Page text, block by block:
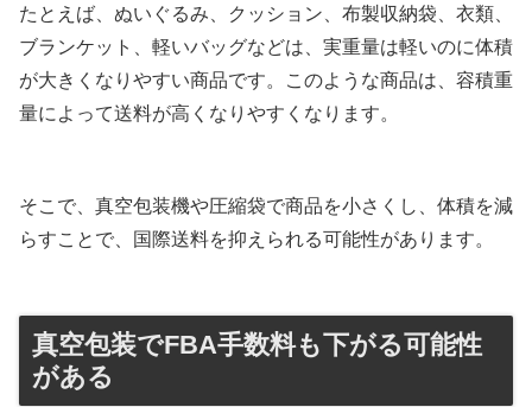
たとえば、ぬいぐるみ、クッション、布製収納袋、衣類、
ブランケット、軽いバッグなどは、実重量は軽いのに体積
が大きくなりやすい商品です。このような商品は、容積重
量によって送料が高くなりやすくなります。
そこで、真空包装機や圧縮袋で商品を小さくし、体積を減
らすことで、国際送料を抑えられる可能性があります。
真空包装でFBA手数料も下がる可能性
がある